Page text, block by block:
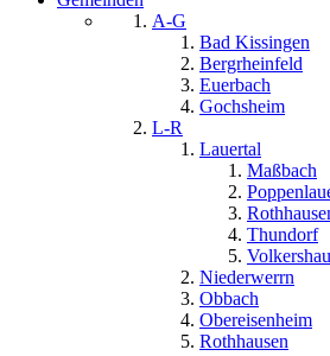
A-G
Bad Kissingen
Bergrheinfeld
Euerbach
Gochsheim
L-R
Lauertal
Maßbach
Thundorf
Niederwerrn
Obbach
Obereisenheim
Rothhausen